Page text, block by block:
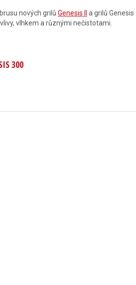
nových grilů Genesis II
a grilů Genesis
vlhkem a různými nečistotami.
300